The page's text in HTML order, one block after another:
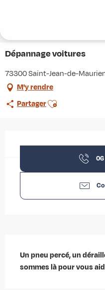
principal
Dépannage voitures
73300 Saint-Jean-de-
M'y rendre
PartagerAjouter aux favoris
Un pneu percé, un
sommes là pour vous